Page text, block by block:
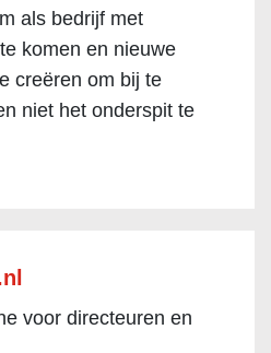
als bedrijf met
komen en nieuwe
creëren om bij te
niet het onderspit te
voor directeuren en